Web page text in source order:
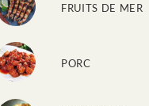
FRUITS DE MER
PORC